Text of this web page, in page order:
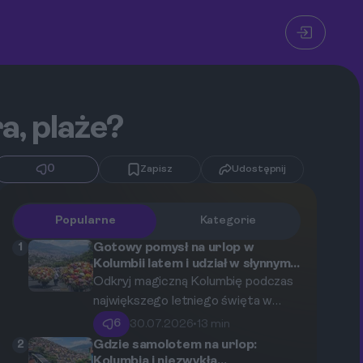
plaże?
0 Zapisz Udostępnij
Popularne Kategorie
1
Gotowy pomysł na urlop w
Kolumbii latem i udział w słynnym
Festiwalu Kwiatów w Medellín
Odkryj magiczną Kolumbię podczas
największego letniego święta w
sercu regionu Antioquia.
Przedstawiamy kompletny,
sprawdzony przewodnik, który
6 30.07.2026•13 min
2
Gdzie samolotem na urlop: